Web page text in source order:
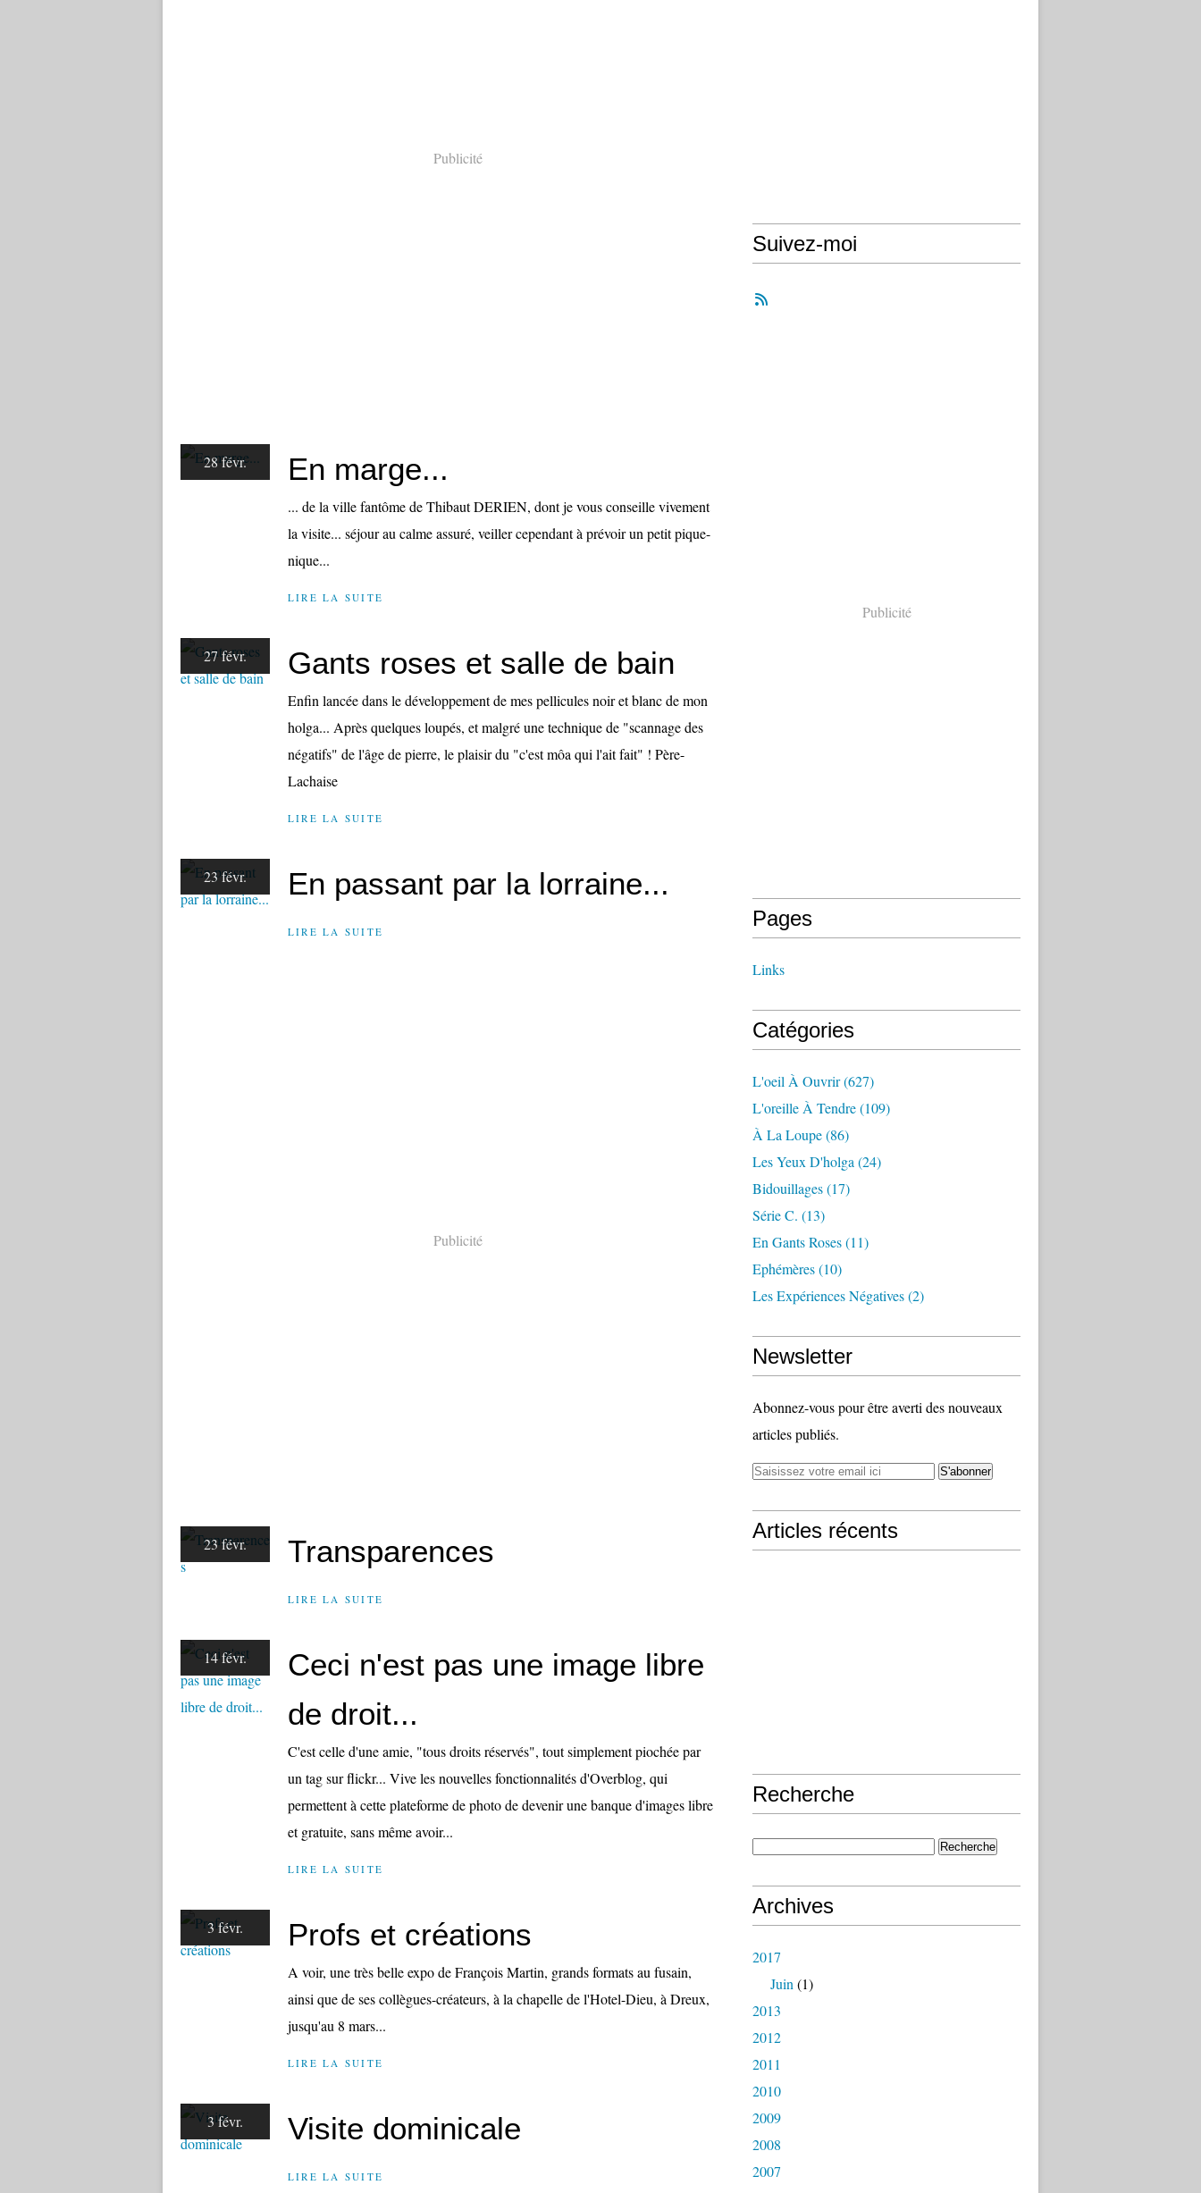
Publicité
28 févr. En marge...
... de la ville fantôme de Thibaut DERIEN, dont je vous conseille vivement
la visite... séjour au calme assuré, veiller cependant à prévoir un petit pique-
nique...
LIRE LA SUITE
27 févr. Gants roses et salle de bain
Enfin lancée dans le développement de mes pellicules noir et blanc de mon
holga... Après quelques loupés, et malgré une technique de "scannage des
négatifs" de l'âge de pierre, le plaisir du "c'est môa qui l'ait fait" ! Père-
Lachaise
LIRE LA SUITE
23 févr. En passant par la lorraine...
LIRE LA SUITE
Publicité
23 févr. Transparences
LIRE LA SUITE
14 févr.
Ceci n'est pas une image libre
de droit...
C'est celle d'une amie, "tous droits réservés", tout simplement piochée par
un tag sur flickr... Vive les nouvelles fonctionnalités d'Overblog, qui
permettent à cette plateforme de photo de devenir une banque d'images libre
et gratuite, sans même avoir...
LIRE LA SUITE
3 févr. Profs et créations
A voir, une très belle expo de François Martin, grands formats au fusain,
ainsi que de ses collègues-créateurs, à la chapelle de l'Hotel-Dieu, à Dreux,
jusqu'au 8 mars...
LIRE LA SUITE
3 févr. Visite dominicale
LIRE LA SUITE
Suivez-moi
Publicité
Pages
Links
Catégories
L'oeil À Ouvrir(627)
L'oreille À Tendre(109)
À La Loupe(86)
Les Yeux D'holga (24)
Bidouillages(17)
Série C. (13)
En Gants Roses(11)
Ephémères(10)
Les Expériences Négatives(2)
Newsletter
Abonnez-vous pour être averti des nouveaux
articles publiés.
Articles récents
Recherche
Archives
2017
Juin (1)
2013
2012
2011
2010
2009
2008
2007